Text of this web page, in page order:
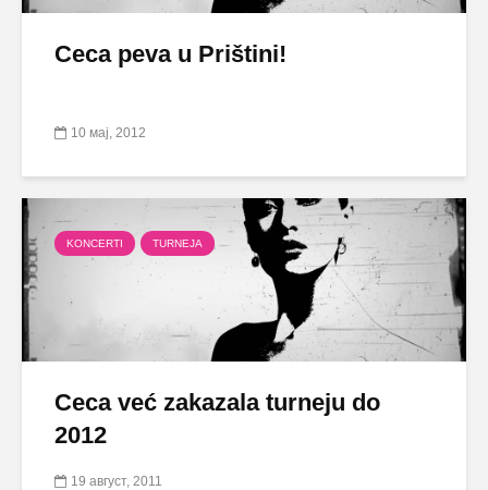
Ceca peva u Prištini!
10 мај, 2012
KONCERTI TURNEJA
Ceca već zakazala turneju do
2012
19 август, 2011